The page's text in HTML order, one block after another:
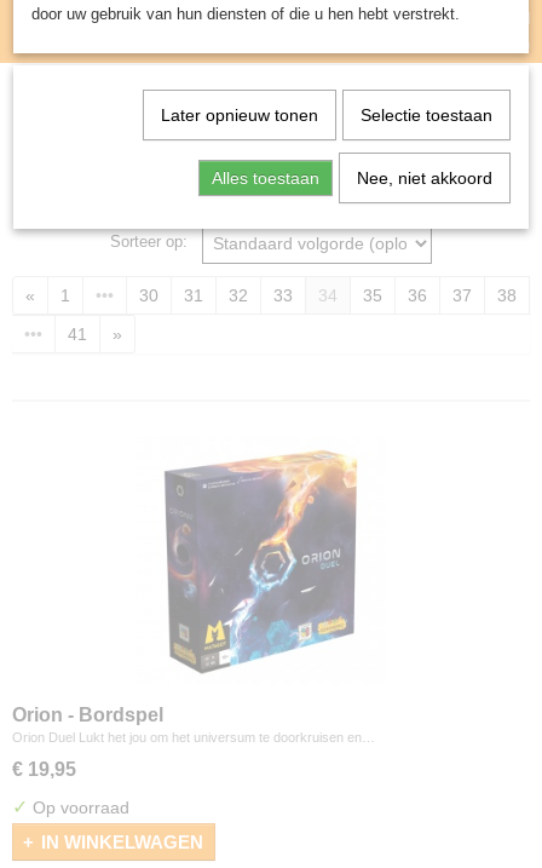
Inloggen Registreren
UW WINKELWAGEN
(0)
Spellen & Puzzels
Sorteer op:
« 1 ••• 30 31 32 33 34 35 36 37
38
•••
41 »
Orion - Bordspel
Orion Duel Lukt het jou om het universum te doorkruisen en…
€ 19,95
✓ Op voorraad
IN WINKELWAGEN
door uw gebruik van hun diensten of die u hen hebt verstrekt.
Later opnieuw tonen Selectie toestaan
Alles toestaan Nee, niet akkoord